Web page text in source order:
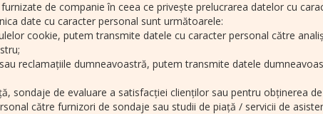
de companie în ceea ce privește prelucrarea datelor cu
date cu caracter personal sunt următoarele:
cookie, putem transmite datele cu caracter personal către
reclamațiile dumneavoastră, putem transmite datele
sondaje de evaluare a satisfacției clienților sau pentru obținerea
către furnizori de sondaje sau studii de piață / servicii de